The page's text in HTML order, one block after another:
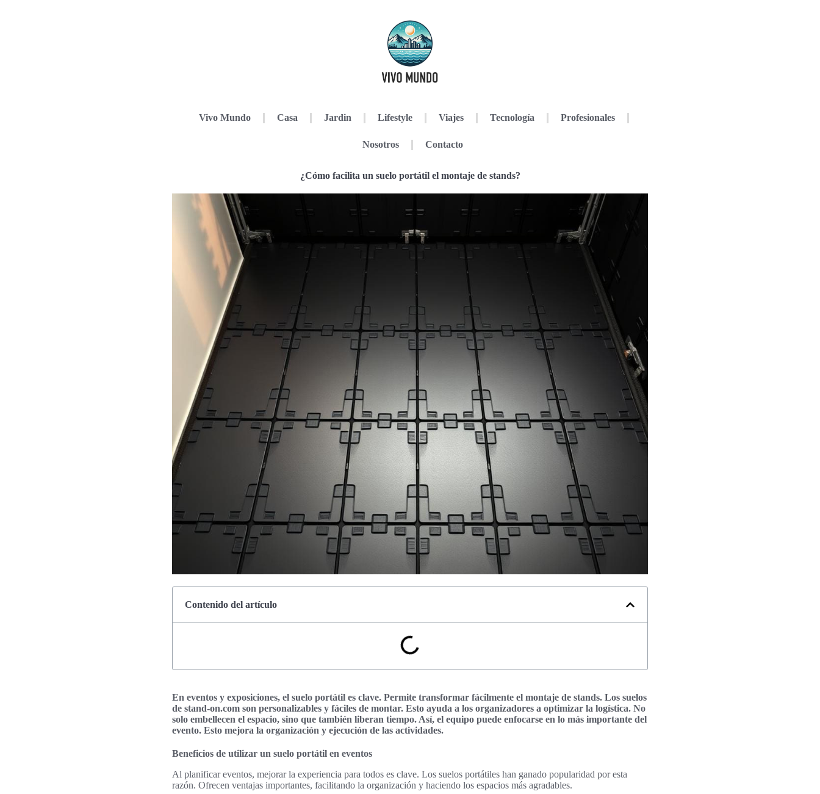
Vivo Mundo Casa Jardin Lifestyle Viajes Tecnología Profesionales
Nosotros Contacto
¿Cómo facilita un suelo portátil el montaje de stands?
Contenido del artículo
En eventos y exposiciones, el suelo portátil es clave. Permite transformar fácilmente el montaje de stands. Los suelos
de stand-on.com son personalizables y fáciles de montar. Esto ayuda a los organizadores a optimizar la logística. No
solo embellecen el espacio, sino que también liberan tiempo. Así, el equipo puede enfocarse en lo más importante del
evento. Esto mejora la organización y ejecución de las actividades.
Beneficios de utilizar un suelo portátil en eventos
Al planificar eventos, mejorar la experiencia para todos es clave. Los suelos portátiles han ganado popularidad por esta
razón. Ofrecen ventajas importantes, facilitando la organización y haciendo los espacios más agradables.